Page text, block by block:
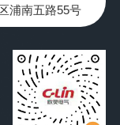
浦南五路55号